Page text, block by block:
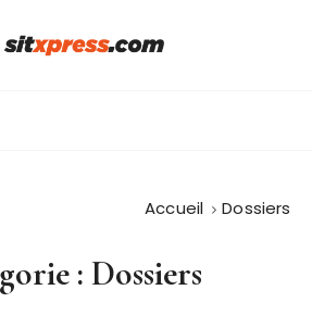
Accueil Dossiers
: Dossiers